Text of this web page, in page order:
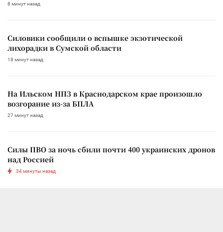
8 минут назад
Силовики сообщили о вспышке экзотической
лихорадки в Сумской области
18 минут назад
На Ильском НПЗ в Краснодарском крае произошло
возгорание из-за БПЛА
27 минут назад
Силы ПВО за ночь сбили почти 400 украинских дронов
над Россией
34 минуты назад